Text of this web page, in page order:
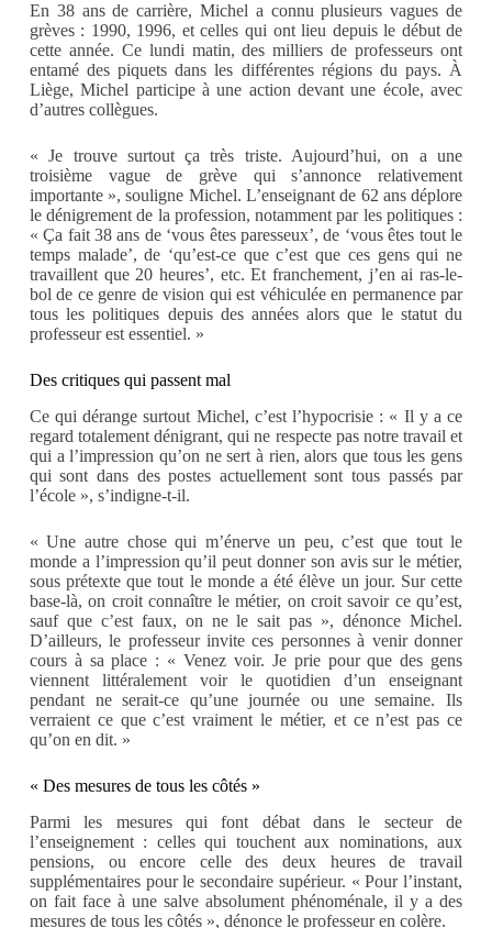
En 38 ans de carrière, Michel a connu plusieurs vagues de
grèves : 1990, 1996, et celles qui ont lieu depuis le début de
cette année. Ce lundi matin, des milliers de professeurs ont
entamé des piquets dans les différentes régions du pays. À
Liège, Michel participe à une action devant une école, avec
d’autres collègues.
« Je trouve surtout ça très triste. Aujourd’hui, on a une
troisième vague de grève qui s’annonce relativement
importante », souligne Michel. L’enseignant de 62 ans déplore
le dénigrement de la profession, notamment par les politiques :
« Ça fait 38 ans de ‘vous êtes paresseux’, de ‘vous êtes tout le
temps malade’, de ‘qu’est-ce que c’est que ces gens qui ne
travaillent que 20 heures’, etc. Et franchement, j’en ai ras-le-
bol de ce genre de vision qui est véhiculée en permanence par
tous les politiques depuis des années alors que le statut du
professeur est essentiel. »
Des critiques qui passent mal
Ce qui dérange surtout Michel, c’est l’hypocrisie : « Il y a ce
regard totalement dénigrant, qui ne respecte pas notre travail et
qui a l’impression qu’on ne sert à rien, alors que tous les gens
qui sont dans des postes actuellement sont tous passés par
l’école », s’indigne-t-il.
« Une autre chose qui m’énerve un peu, c’est que tout le
monde a l’impression qu’il peut donner son avis sur le métier,
sous prétexte que tout le monde a été élève un jour. Sur cette
base-là, on croit connaître le métier, on croit savoir ce qu’est,
sauf que c’est faux, on ne le sait pas », dénonce Michel.
D’ailleurs, le professeur invite ces personnes à venir donner
cours à sa place : « Venez voir. Je prie pour que des gens
viennent littéralement voir le quotidien d’un enseignant
pendant ne serait-ce qu’une journée ou une semaine. Ils
verraient ce que c’est vraiment le métier, et ce n’est pas ce
qu’on en dit. »
« Des mesures de tous les côtés »
Parmi les mesures qui font débat dans le secteur de
l’enseignement : celles qui touchent aux nominations, aux
pensions, ou encore celle des deux heures de travail
supplémentaires pour le secondaire supérieur. « Pour l’instant,
on fait face à une salve absolument phénoménale, il y a des
mesures de tous les côtés », dénonce le professeur en colère.